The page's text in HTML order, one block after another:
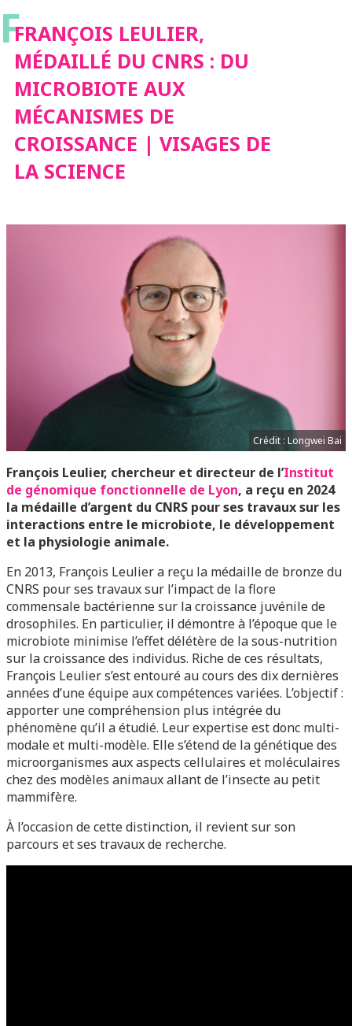
FFRANÇOIS LEULIER,
MÉDAILLÉ DU CNRS : DU
MICROBIOTE AUX
MÉCANISMES DE
CROISSANCE | VISAGES DE
LA SCIENCE
Crédit : Longwei Bai
François Leulier, chercheur et directeur de l’Institut
de génomique fonctionnelle de Lyon, a reçu en 2024
la médaille d’argent du CNRS pour ses travaux sur les
interactions entre le microbiote, le développement
et la physiologie animale.
En 2013, François Leulier a reçu la médaille de bronze du
CNRS pour ses travaux sur l’impact de la flore
commensale bactérienne sur la croissance juvénile de
drosophiles. En particulier, il démontre à l’époque que le
microbiote minimise l’effet délétère de la sous-nutrition
sur la croissance des individus. Riche de ces résultats,
François Leulier s’est entouré au cours des dix dernières
années d’une équipe aux compétences variées. L’objectif :
apporter une compréhension plus intégrée du
phénomène qu’il a étudié. Leur expertise est donc multi-
modale et multi-modèle. Elle s’étend de la génétique des
microorganismes aux aspects cellulaires et moléculaires
chez des modèles animaux allant de l’insecte au petit
mammifère.
À l’occasion de cette distinction, il revient sur son
parcours et ses travaux de recherche.